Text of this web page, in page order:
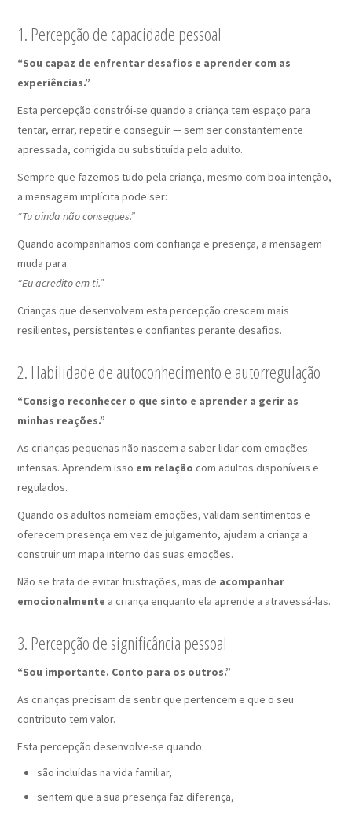
1. Percepção de capacidade pessoal
“Sou capaz de enfrentar desafios e aprender com as
experiências.”
Esta percepção constrói-se quando a criança tem espaço para
tentar, errar, repetir e conseguir — sem ser constantemente
apressada, corrigida ou substituída pelo adulto.
Sempre que fazemos tudo pela criança, mesmo com boa intenção,
a mensagem implícita pode ser:
“Tu ainda não consegues.”
Quando acompanhamos com confiança e presença, a mensagem
muda para:
“Eu acredito em ti.”
Crianças que desenvolvem esta percepção crescem mais
resilientes, persistentes e confiantes perante desafios.
2. Habilidade de autoconhecimento e autorregulação
“Consigo reconhecer o que sinto e aprender a gerir as
minhas reações.”
As crianças pequenas não nascem a saber lidar com emoções
intensas. Aprendem isso em relação com adultos disponíveis e
regulados.
Quando os adultos nomeiam emoções, validam sentimentos e
oferecem presença em vez de julgamento, ajudam a criança a
construir um mapa interno das suas emoções.
Não se trata de evitar frustrações, mas de acompanhar
emocionalmente a criança enquanto ela aprende a atravessá-las.
3. Percepção de significância pessoal
“Sou importante. Conto para os outros.”
As crianças precisam de sentir que pertencem e que o seu
contributo tem valor.
Esta percepção desenvolve-se quando:
são incluídas na vida familiar,
sentem que a sua presença faz diferença,